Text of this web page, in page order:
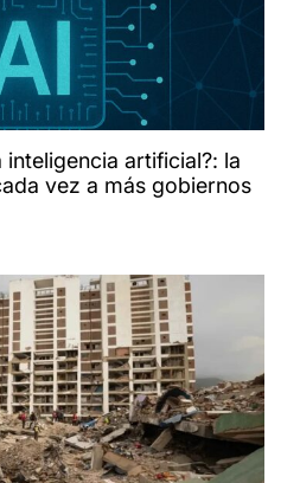
artificial?: la
vez a más gobiernos